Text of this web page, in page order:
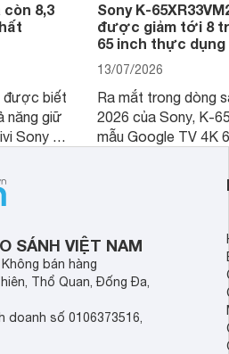
còn 8,3
được biết
năng giữ
Sony 55
dễ
năm
Sony K-
được giảm tới 8
65 inch thực
13/07/2026
Ra mắt trong dòng
2026 của Sony, K-
mẫu Google TV 4K
tảng Google TV
nghệ hỗ trợ nâng
SÁNH VIỆT NAM
bán hàng
Thổ Quan, Đống Đa,
doanh số 0106373516,